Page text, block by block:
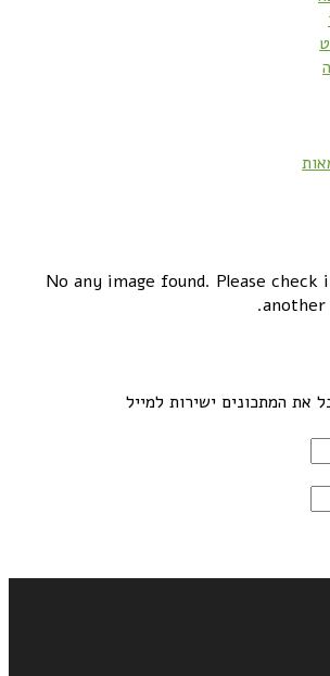
No any image found. Please
another
את המתכונים ישירות למייל